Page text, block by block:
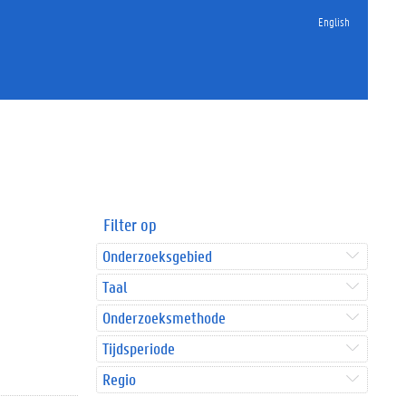
English
Filter op
Onderzoeksgebied
Taal
Onderzoeksmethode
Tijdsperiode
Regio